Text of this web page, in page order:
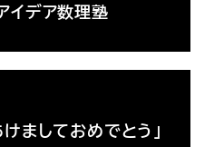
デア数理塾
ましておめでとう」